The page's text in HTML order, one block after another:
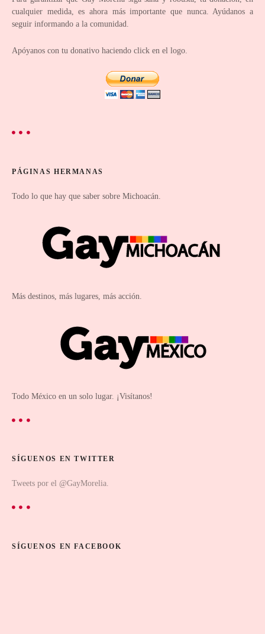
d
a
cualquier medida, es ahora más importante que nunca. Ayúdanos a
seguir informando a la comunidad.
Apóyanos con tu donativo haciendo click en el logo.
PÁGINAS HERMANAS
Todo lo que hay que saber sobre Michoacán.
Más destinos, más lugares, más acción.
Todo México en un solo lugar. ¡Visítanos!
SÍGUENOS EN TWITTER
Tweets por el @GayMorelia.
SÍGUENOS EN FACEBOOK